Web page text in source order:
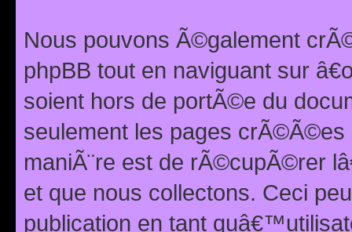
Nous pouvons Ã©galement
phpBB tout en naviguant sur
soient hors de portÃ©e du
seulement les pages
maniÃ¨re est de rÃ©cupÃ©rer
et que nous collectons. Ceci
publication en tant